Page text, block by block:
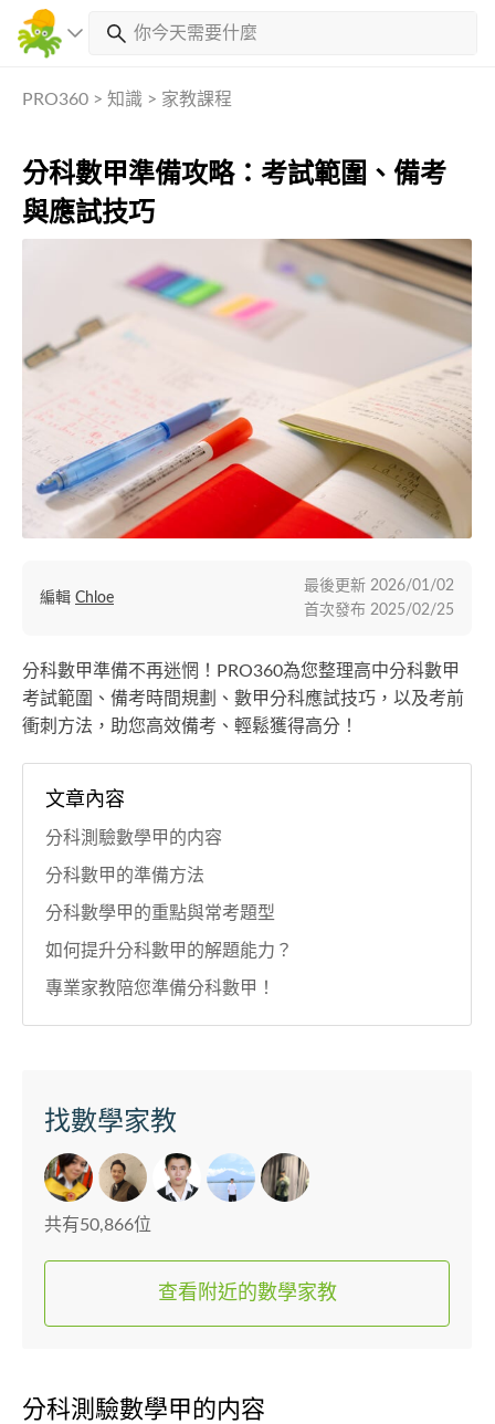
PRO360 > 知識 > 家教課程
分科數甲準備攻略：考試範圍、備考
與應試技巧
分科數甲準備不再迷惘！PRO360為您整理高中分科數甲
考試範圍、備考時間規劃、數甲分科應試技巧，以及考前
衝刺方法，助您高效備考、輕鬆獲得高分！
編輯 Chloe
最後更新 2026/01/02
首次發布 2025/02/25
文章內容
分科測驗數學甲的内容
分科數甲的準備方法
分科數學甲的重點與常考題型
如何提升分科數甲的解題能力？
專業家教陪您準備分科數甲！
找數學家教
共有50,866位
查看附近的數學家教
分科測驗數學甲的内容